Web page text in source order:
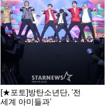
[★포토]방탄소년단, '전
세계 아미들과'